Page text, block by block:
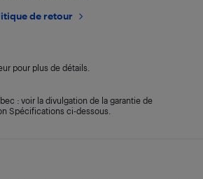
de retour
pour plus de détails.
: voir la divulgation de la garantie de
Spécifications ci-dessous.